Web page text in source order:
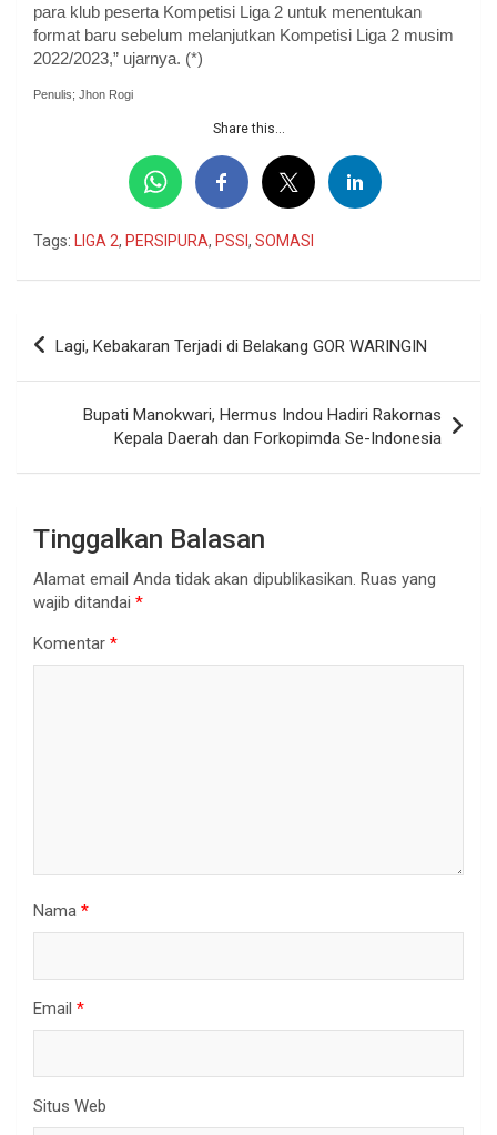
para klub peserta Kompetisi Liga 2 untuk menentukan
format baru sebelum melanjutkan Kompetisi Liga 2 musim
2022/2023,” ujarnya. (*)
Penulis; Jhon Rogi
Share this...
Tags: LIGA 2, PERSIPURA, PSSI, SOMASI
Navigasi
pos
Lagi, Kebakaran Terjadi di Belakang GOR WARINGIN
Bupati Manokwari, Hermus Indou Hadiri Rakornas
Kepala Daerah dan Forkopimda Se-Indonesia
Tinggalkan Balasan
Alamat email Anda tidak akan dipublikasikan. Ruas yang
wajib ditandai *
Komentar *
Nama *
Email *
Situs Web